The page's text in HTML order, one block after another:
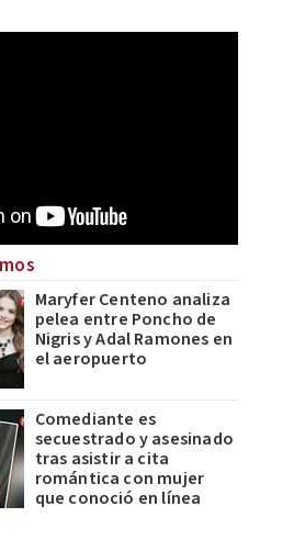
Maryfer Centeno analiza
pelea entre Poncho de
Nigris y Adal Ramones en
el aeropuerto
Comediante es
secuestrado y asesinado
tras asistir a cita
romántica con mujer
que conoció en línea